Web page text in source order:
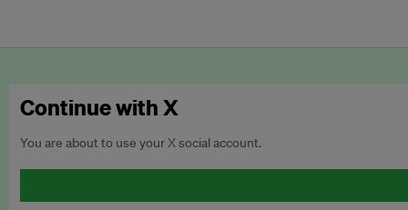
Continue with X
You are about to use your X social account.